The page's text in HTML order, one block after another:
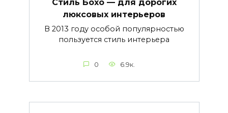
Стиль Бохо — для дорогих
люксовых интерьеров
В 2013 году особой популярностью
пользуется стиль интерьера
0 6.9к.